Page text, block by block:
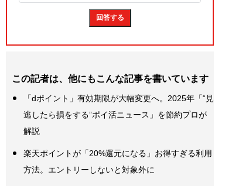
この記者は、他にもこんな記事を書いています
「dポイント」有効期限が大幅変更へ。2025年「“見
逃したら損をする”ポイ活ニュース」を節約プロが
解説
楽天ポイントが「20%還元になる」お得すぎる利用
方法。エントリーしないと対象外に